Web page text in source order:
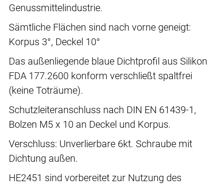
Genussmittelindustrie.
Sämtliche Flächen sind nach vorne geneigt:
Korpus 3°, Deckel 10°
Das außenliegende blaue Dichtprofil aus Silikon
FDA 177.2600 konform verschließt spaltfrei
(keine Toträume).
Schutzleiteranschluss nach DIN EN 61439-1,
Bolzen M5 x 10 an Deckel und Korpus.
Verschluss: Unverlierbare 6kt. Schraube mit
Dichtung außen.
HE2451 sind vorbereitet zur Nutzung des